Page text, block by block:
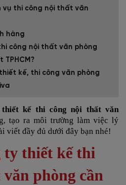
vụ thi công nội thất văn
hàng
công nội thất văn phòng
kế, thi công văn phòng
kế thi công nội thất văn
tạo ra môi trường làm việc lý
viết đầy đủ dưới đây bạn nhé!
ty thiết kế thi
phòng cần